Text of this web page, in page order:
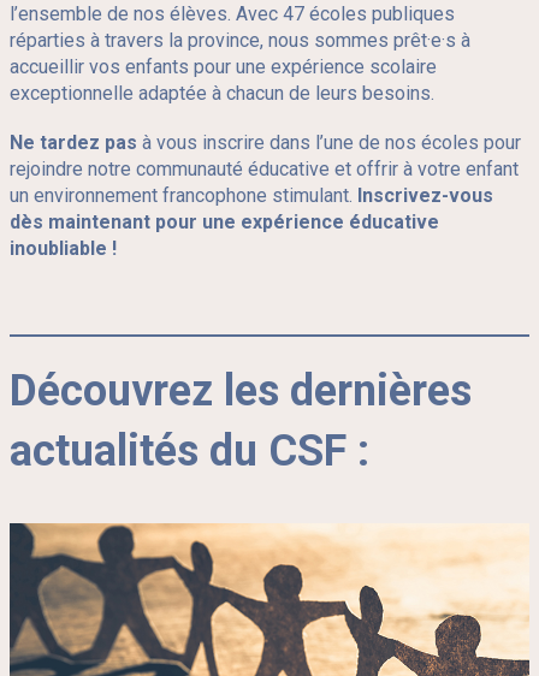
l’ensemble de nos élèves. Avec 47 écoles publiques
réparties à travers la province, nous sommes prêt·e·s à
accueillir vos enfants pour une expérience scolaire
exceptionnelle adaptée à chacun de leurs besoins.
Ne tardez pas à vous inscrire dans l’une de nos écoles pour
rejoindre notre communauté éducative et offrir à votre enfant
un environnement francophone stimulant. Inscrivez-vous
dès maintenant pour une expérience éducative
inoubliable !
Découvrez les dernières
actualités du CSF :